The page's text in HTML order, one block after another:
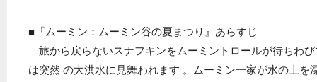
■『ムーミン：ムーミン谷の夏まつり』あらすじ
旅から戻らないスナフキンをムーミントロールが待ちわ
は突然 の大洪水に見舞われます 。ムーミン一家が水の上を